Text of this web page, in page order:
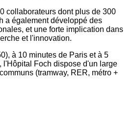
collaborateurs dont plus de 300
a également développé des
et une forte implication dans
et l'innovation.
à 10 minutes de Paris et à 5
l'Hôpital Foch dispose d'un large
(tramway, RER, métro +